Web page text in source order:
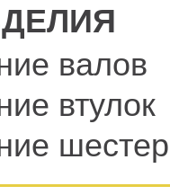
валов
втулок